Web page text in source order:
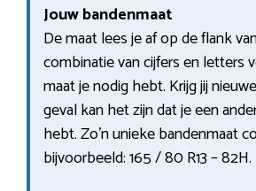
Jouw bandenmaat
De maat lees je af op de flank
combinatie van cijfers en letters
maat je nodig hebt. Krijg jij
geval kan het zijn dat je een
hebt. Zo’n unieke bandenmaat
bijvoorbeeld: 165 / 80 R13 – 82H.